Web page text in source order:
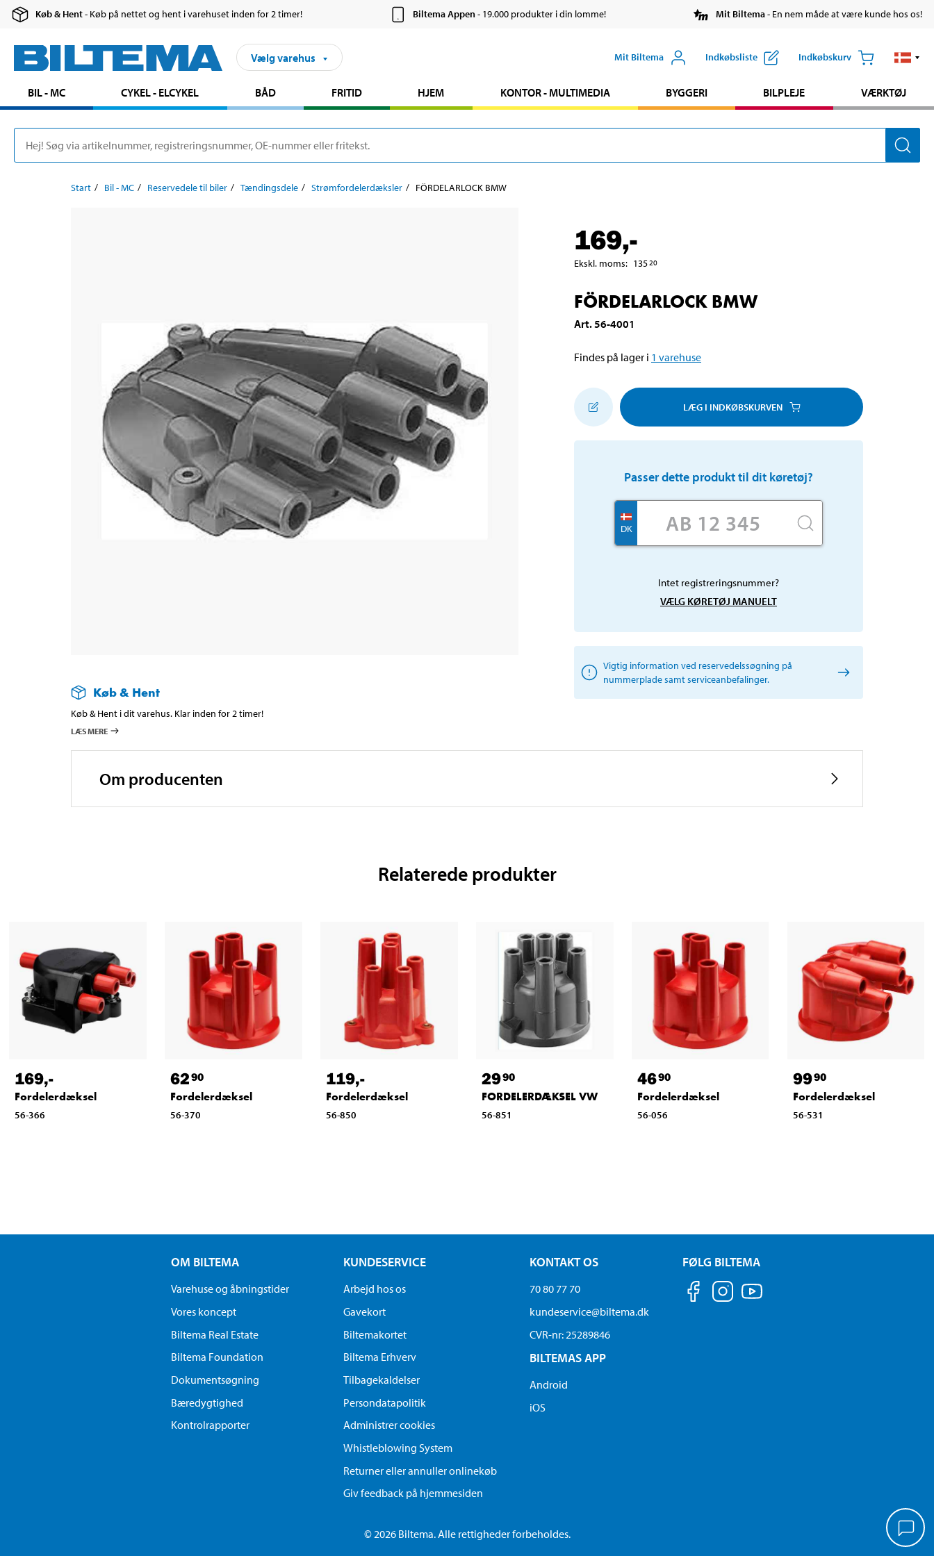
Køb & Hent- Køb på nettet og hent i varehuset inden for 2 timer! Biltema Appen- 19.000 produkter i din lomme! Mit Biltema- En nem måde at være kunde hos os!
Vælg varehus Mit Biltema Indkøbsliste Indkøbskurv
BIL - MC CYKEL - ELCYKEL BÅD FRITID HJEM KONTOR - MULTIMEDIA BYGGERI BILPLEJE VÆRKTØJ
Start Bil - MC Reservedele til biler Tændingsdele Strømfordelerdæksler FÖRDELARLOCK BMW
Køb & Hent
Køb & Hent i dit varehus. Klar inden for 2 timer!
LÆS MERE
169,-
Ekskl. moms: 135 20
FÖRDELARLOCK BMW
Art.56-4001
Findes på lager i 1 varehuse
LÆG I INDKØBSKURVEN
Passer dette produkt til dit køretøj?
DK
Intet registreringsnummer?
VÆLG KØRETØJ MANUELT
Vigtig information ved reservedelssøgning på
nummerplade samt serviceanbefalinger.
Om producenten
Relaterede produkter
169,-
Fordelerdæksel
56-366
6290
Fordelerdæksel
56-370
119,-
Fordelerdæksel
56-850
2990
FORDELERDÆKSEL VW
56-851
4690
Fordelerdæksel
56-056
9990
Fordelerdæksel
56-531
OM BILTEMA
Varehuse og åbningstider
Vores koncept
Biltema Real Estate
Biltema Foundation
Dokumentsøgning
Bæredygtighed
Kontrolrapporter
KUNDESERVICE
Arbejd hos os
Gavekort
Biltemakortet
Biltema Erhverv
Tilbagekaldelser
Persondatapolitik
Administrer cookies
Whistleblowing System
Returner eller annuller onlinekøb
Giv feedback på hjemmesiden
KONTAKT OS
70 80 77 70
kundeservice@biltema.dk
CVR-nr: 25289846
BILTEMAS APP
Android
iOS
FØLG BILTEMA
© 2026 Biltema. Alle rettigheder forbeholdes.